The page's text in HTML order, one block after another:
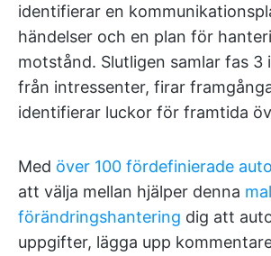
identifierar en
händelser och en plan för
motstånd. Slutligen samlar fas 3
från intressenter, firar
identifierar luckor för framtida
Med över 100 fördefinierade
att välja mellan hjälper denna
förändringshantering dig att
uppgifter, lägga upp